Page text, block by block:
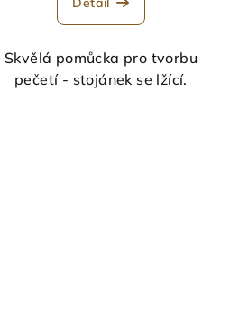
produktu
je
5,0
z
Skvělá pomůcka pro tvorbu
pečetí - stojánek se lžící.